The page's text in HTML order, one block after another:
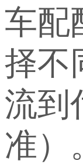
车配
择不
流到
准）